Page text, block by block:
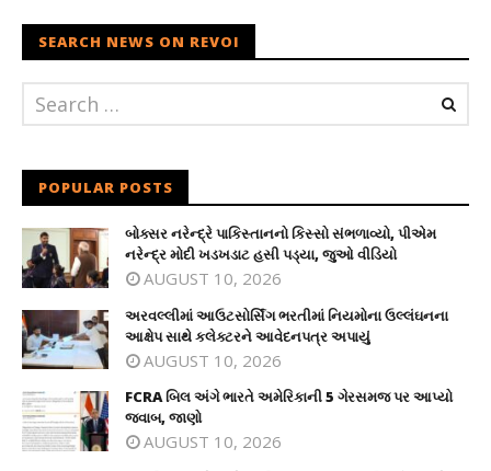
SEARCH NEWS ON REVOI
POPULAR POSTS
બોક્સર નરેન્દ્રે પાકિસ્તાનનો કિસ્સો સંભળાવ્યો, પીએમ
નરેન્દ્ર મોદી ખડખડાટ હસી પડ્યા, જુઓ વીડિયો
AUGUST 10, 2026
અરવલ્લીમાં આઉટસોર્સિંગ ભરતીમાં નિયમોના ઉલ્લંઘનના
આક્ષેપ સાથે કલેક્ટરને આવેદનપત્ર અપાયું
AUGUST 10, 2026
FCRA બિલ અંગે ભારતે અમેરિકાની 5 ગેરસમજ પર આપ્યો
જવાબ, જાણો
AUGUST 10, 2026